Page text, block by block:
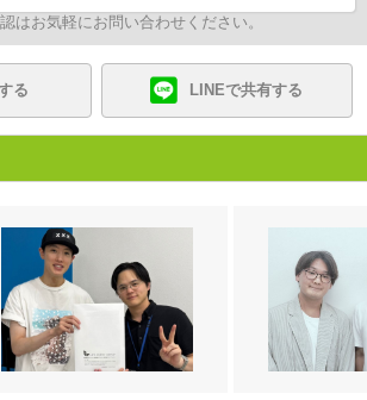
はお気軽にお問い合わせください。
る LINEで共有する